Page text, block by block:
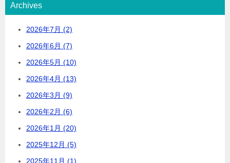
Archives
2026年7月 (2)
2026年6月 (7)
2026年5月 (10)
2026年4月 (13)
2026年3月 (9)
2026年2月 (6)
2026年1月 (20)
2025年12月 (5)
2025年11月 (1)